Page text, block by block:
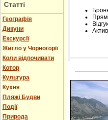
Статті
Географія
Дикуни
Екскурсії
Житло у Чорногорії
Коли відпочивати
Котор
Культура
Кухня
Пляжі Будви
Події
Природа